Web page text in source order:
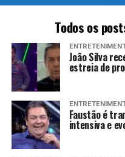
Todos os
João Silva
estreia de
Faustão é
intensiva e